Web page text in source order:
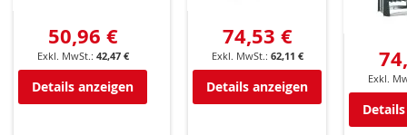
50,96 €
42,47 €
Details anzeigen
74,53 €
62,11 €
Details anzeigen